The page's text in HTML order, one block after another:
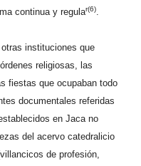
continua y regular(6)
instituciones que
religiosas, las
fiestas que ocupaban todo
documentales referidas
en Jaca no
del acervo catedralicio
de profesión,